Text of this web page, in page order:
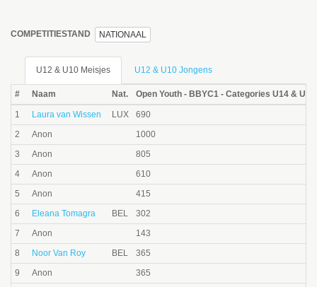
COMPETITIESTAND NATIONAAL
U12 & U10 Meisjes U12 & U10 Jongens
# Naam Nat. Open Youth - BBYC1 - Categories U14 & U12.
1 Laura van Wissen LUX
690
2
Anon
1000
3
Anon
805
4
Anon
610
5
Anon
415
6
Eleana Tomagra BEL
302
7
Anon
143
8
Noor Van Roy BEL
365
9
Anon
365